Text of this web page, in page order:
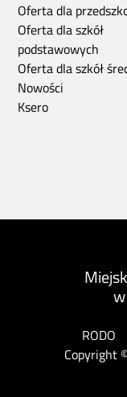
Oferta dla
Oferta dla szkół
podstawowych
Oferta dla szkół
Nowości
Ksero
Copyright
RODO